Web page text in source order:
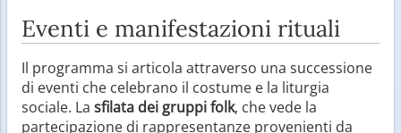
Eventi e manifestazioni rituali
Il programma si articola attraverso una successione
di eventi che celebrano il costume e la liturgia
sociale. La sfilata dei gruppi folk, che vede la
partecipazione di rappresentanze provenienti da